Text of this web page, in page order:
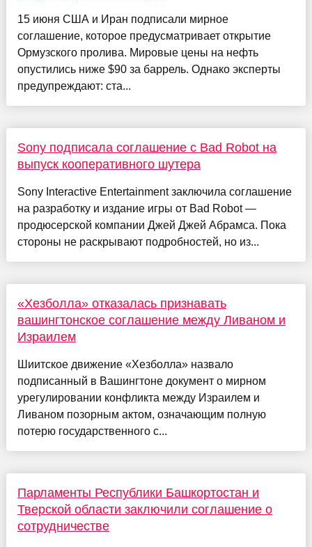
15 июня США и Иран подписали мирное
соглашение, которое предусматривает открытие
Ормузского пролива. Мировые цены на нефть
опустились ниже $90 за баррель. Однако эксперты
предупреждают: ста...
Sony подписала соглашение с Bad Robot на
выпуск кооперативного шутера
Sony Interactive Entertainment заключила соглашение
на разработку и издание игры от Bad Robot —
продюсерской компании Джей Джей Абрамса. Пока
стороны не раскрывают подробностей, но из...
«Хезболла» отказалась признавать
вашингтонское соглашение между Ливаном и
Израилем
Шиитское движение «Хезболла» назвало
подписанный в Вашингтоне документ о мирном
урегулировании конфликта между Израилем и
Ливаном позорным актом, означающим полную
потерю государственного с...
Парламенты Республики Башкортостан и
Тверской области заключили соглашение о
сотрудничестве